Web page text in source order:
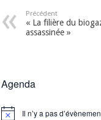
Précédent
« La filière du
assassinée »
Agenda
Notice Il n’y a pas